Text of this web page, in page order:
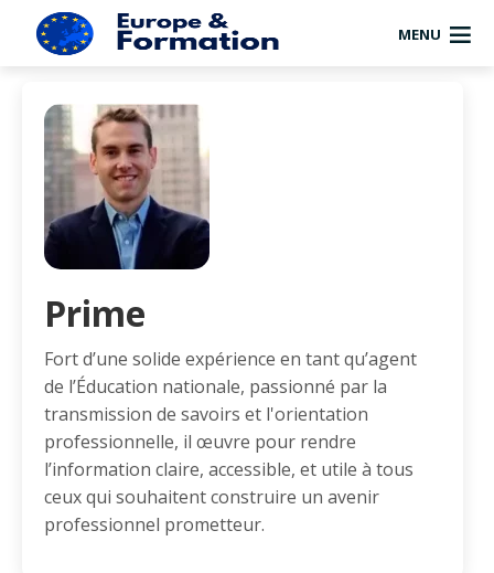
MENU
Prime
Fort d’une solide expérience en tant qu’agent
de l’Éducation nationale, passionné par la
transmission de savoirs et l'orientation
professionnelle, il œuvre pour rendre
l’information claire, accessible, et utile à tous
ceux qui souhaitent construire un avenir
professionnel prometteur.